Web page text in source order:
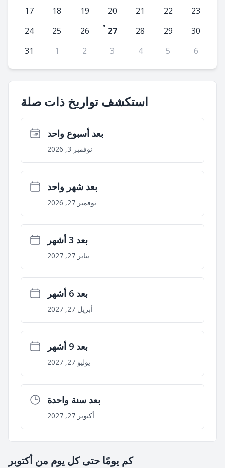
17 18 19 20 21 22
23
24
25 26 27 28 29
30
31
1 2 3 4 5 6
استكشف تواريخ ذات صلة
بعد أسبوع واحد
نوفمبر 3, 2026
بعد شهر واحد
نوفمبر 27, 2026
بعد 3 أشهر
يناير 27, 2027
بعد 6 أشهر
أبريل 27, 2027
بعد 9 أشهر
يوليو 27, 2027
بعد سنة واحدة
أكتوبر 27, 2027
كم يومًا حتى كل يوم من أكتوبر